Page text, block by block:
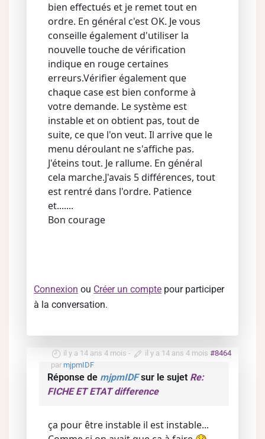
bien effectués et je remet tout en
ordre. En général c'est OK. Je vous
conseille également d'utiliser la
nouvelle touche de vérification
indique en rouge certaines
erreurs.Vérifier également que
chaque case est bien conforme à
votre demande. Le système est
instable et on obtient pas, tout de
suite, ce que l'on veut. Il arrive que le
menu déroulant ne s'affiche pas.
J'éteins tout. Je rallume. En général
cela marche.J'avais 5 différences, tout
est rentré dans l'ordre. Patience
et.......
Bon courage
Connexion ou Créer un compte pour participer
à la conversation.
il y a 14 ans 4 mois - il y a 14 ans 4 mois #8464
par mjpmIDF
Réponse de mjpmIDFsur le sujet Re:
FICHE ET ETAT difference
ça pour être instable il est instable...